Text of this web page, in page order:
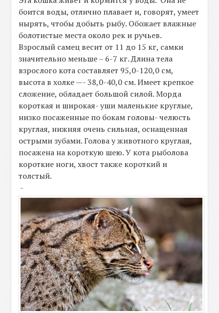
боится воды, отлично плавает и, говорят, умеет
нырять, чтобы добыть рыбу. Обожает влажные
болотистые места около рек и ручьев.
Взрослый самец весит от 11 до 15 кг, самки
значительно меньше – 6-7 кг. Длина тела
взрослого кота составляет 95,0-120,0 см,
высота в холке —- 38,0-40,0 см. Имеет крепкое
сложение, обладает большой силой. Морда
короткая и широкая- уши маленькие круглые,
низко посаженные по бокам головы- челюсть
круглая, нижняя очень сильная, оснащенная
острыми зубами. Голова у животного круглая,
посажена на короткую шею. У кота рыболова
короткие ноги, хвост также короткий и
толстый.
-